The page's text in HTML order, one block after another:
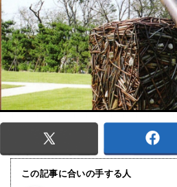
この記事に合いの手する人